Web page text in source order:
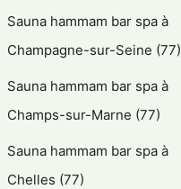
Sauna hammam bar spa à
Champagne-sur-Seine (77)
Sauna hammam bar spa à
Champs-sur-Marne (77)
Sauna hammam bar spa à
Chelles (77)